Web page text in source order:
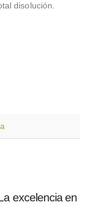
disolución.
excelencia en